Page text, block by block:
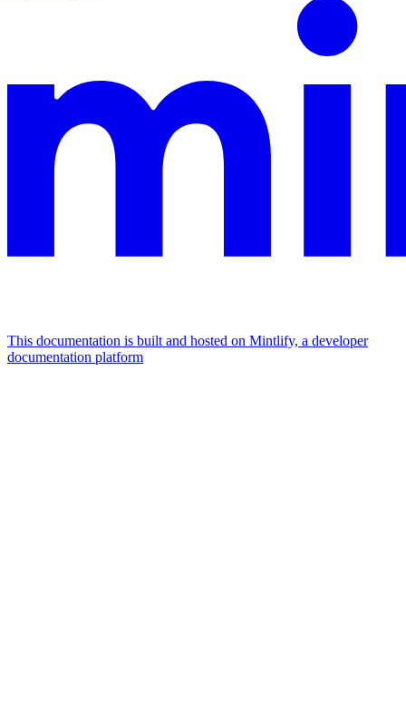
This documentation is built and hosted on Mintlify, a developer
documentation platform